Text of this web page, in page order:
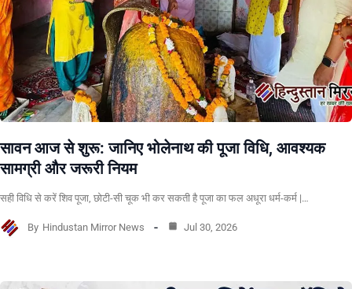
सावन आज से शुरू: जानिए भोलेनाथ की पूजा विधि, आवश्यक
सामग्री और जरूरी नियम
सही विधि से करें शिव पूजा, छोटी-सी चूक भी कर सकती है पूजा का फल अधूरा धर्म-कर्म |…
By Hindustan Mirror News Jul 30, 2026